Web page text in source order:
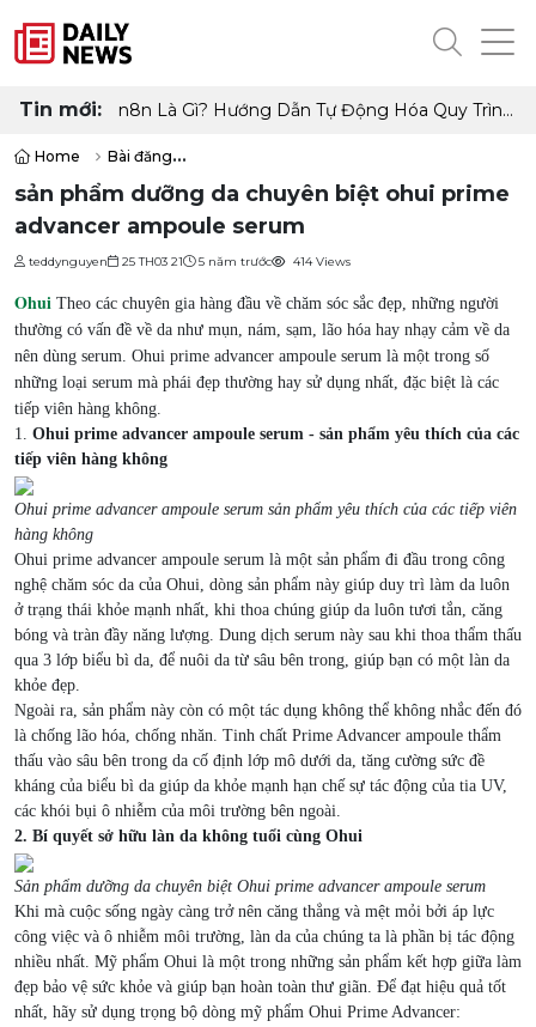
Tin mới:
n8n Là Gì? Hướng Dẫn Tự Động Hóa Quy Trình
Home
Bài đăng
sản phẩm dưỡng da chuyên biệt ohui prime advancer ampoule
sản phẩm dưỡng da chuyên biệt ohui prime
advancer ampoule serum
teddynguyen 25 TH03 21 5 năm trước 414 Views
Ohui Theo các chuyên gia hàng đầu về chăm sóc sắc đẹp, những người
thường có vấn đề về da như mụn, nám, sạm, lão hóa hay nhạy cảm về da
nên dùng serum. Ohui prime advancer ampoule serum là một trong số
những loại serum mà phái đẹp thường hay sử dụng nhất, đặc biệt là các
tiếp viên hàng không.
1. Ohui prime advancer ampoule serum - sản phẩm yêu thích của các
tiếp viên hàng không
Ohui prime advancer ampoule serum sản phẩm yêu thích của các tiếp viên
hàng không
Ohui prime advancer ampoule serum là một sản phẩm đi đầu trong công
nghệ chăm sóc da của Ohui, dòng sản phẩm này giúp duy trì làm da luôn
ở trạng thái khỏe mạnh nhất, khi thoa chúng giúp da luôn tươi tắn, căng
bóng và tràn đầy năng lượng. Dung dịch serum này sau khi thoa thẩm thấu
qua 3 lớp biểu bì da, để nuôi da từ sâu bên trong, giúp bạn có một làn da
khỏe đẹp.
Ngoài ra, sản phẩm này còn có một tác dụng không thể không nhắc đến đó
là chống lão hóa, chống nhăn. Tinh chất Prime Advancer ampoule thẩm
thấu vào sâu bên trong da cố định lớp mô dưới da, tăng cường sức đề
kháng của biểu bì da giúp da khỏe mạnh hạn chế sự tác động của tia UV,
các khói bụi ô nhiễm của môi trường bên ngoài.
2. Bí quyết sở hữu làn da không tuổi cùng Ohui
Sản phẩm dưỡng da chuyên biệt Ohui prime advancer ampoule serum
Khi mà cuộc sống ngày càng trở nên căng thẳng và mệt mỏi bởi áp lực
công việc và ô nhiễm môi trường, làn da của chúng ta là phần bị tác động
nhiều nhất. Mỹ phẩm Ohui là một trong những sản phẩm kết hợp giữa làm
đẹp bảo vệ sức khỏe và giúp bạn hoàn toàn thư giãn. Để đạt hiệu quả tốt
nhất, hãy sử dụng trọng bộ dòng mỹ phẩm Ohui Prime Advancer: